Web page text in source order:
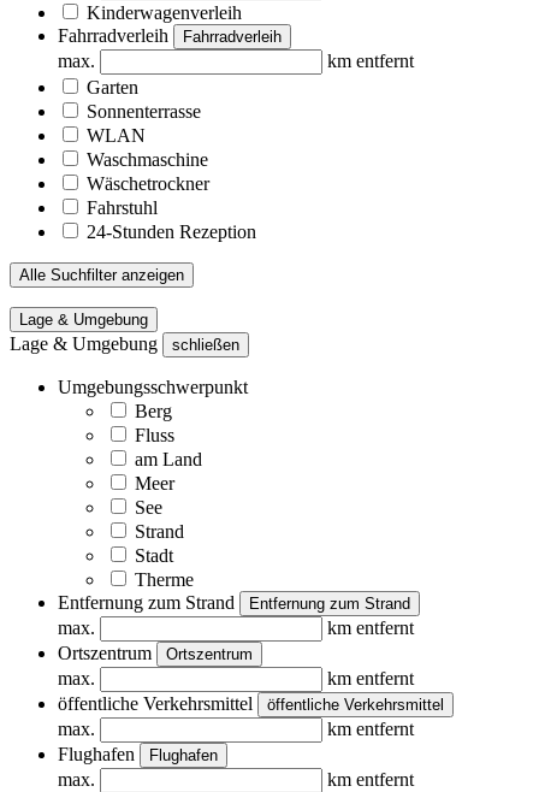
Kinderwagenverleih
Fahrradverleih
Fahrradverleih
max.
km entfernt
Garten
Sonnenterrasse
WLAN
Waschmaschine
Wäschetrockner
Fahrstuhl
24-Stunden Rezeption
Alle Suchfilter anzeigen
Lage & Umgebung
Lage & Umgebung schließen
Umgebungsschwerpunkt
Berg
Fluss
am Land
Meer
See
Strand
Stadt
Therme
Entfernung zum Strand
Entfernung zum Strand
max.
km entfernt
Ortszentrum
Ortszentrum
max.
km entfernt
öffentliche Verkehrsmittel
öffentliche Verkehrsmittel
max.
km entfernt
Flughafen
Flughafen
max.
km entfernt